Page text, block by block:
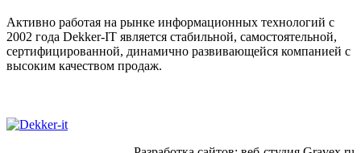
Активно работая на рынке информационных технологий с
2002 года Dekker-IT является стабильной, самостоятельной,
сертифицированной, динамично развивающейся компанией с
высоким качеством продаж.